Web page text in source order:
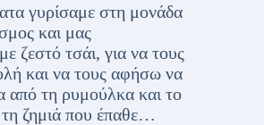
γυρίσαμε στη μονάδα
και μας
ζεστό τσάι, για να τους
και να τους αφήσω να
τη ρυμούλκα και το
ζημιά που έπαθε…